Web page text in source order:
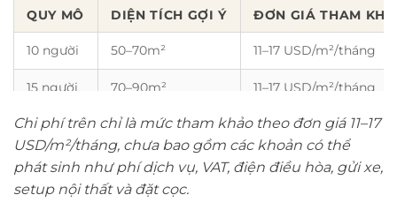
QUY MÔ DIỆN TÍCH GỢI Ý ĐƠN GIÁ THAM
10 người 50–70m² 11–17 USD/m²/tháng
15 người 70–90m² 11–17 USD/m²/tháng
20 người 90–120m² 11–17 USD/m²/tháng
Chi phí trên chỉ là mức tham khảo theo đơn giá 11–17
USD/m²/tháng, chưa bao gồm các khoản có thể
phát sinh như phí dịch vụ, VAT, điện điều hòa, gửi xe,
setup nội thất và đặt cọc.